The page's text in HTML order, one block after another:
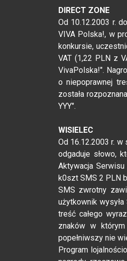
DIRECT ZONE
Od 10.12.2003 r.
VIVA Polska!, w
konkursie,
VAT (1,22 PLN z
VivaPolska!".
o niepoprawnej
została
YYY".
WISIELEC
Od 16.12.2003 r.
odgaduje słowo,
Aktywacja
k0szt SMS 2 PLN
SMS zwrotny
użytkownik
treść całego
znaków w
popełniwszy nie
Program